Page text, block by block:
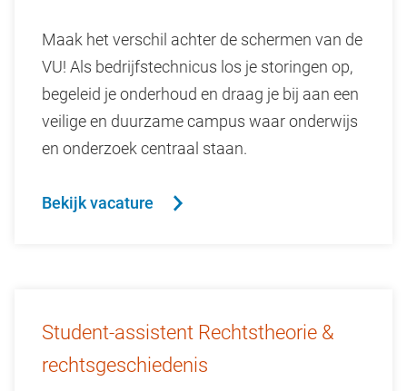
Maak het verschil achter de schermen van de
VU! Als bedrijfstechnicus los je storingen op,
begeleid je onderhoud en draag je bij aan een
veilige en duurzame campus waar onderwijs
en onderzoek centraal staan.
Bekijk vacature
Student-assistent Rechtstheorie &
rechtsgeschiedenis